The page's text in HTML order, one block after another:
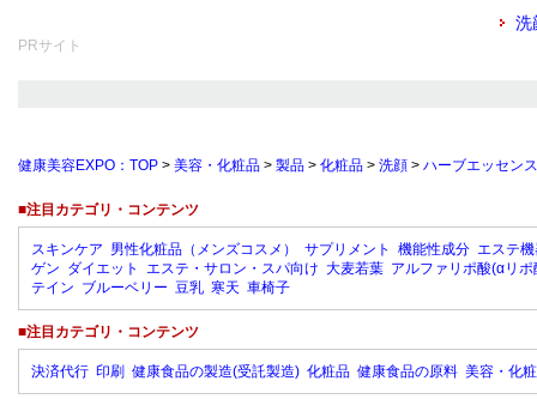
洗
PRサイト
健康美容EXPO：TOP > 美容・化粧品 > 製品 > 化粧品 > 洗顔 > ハーブエッセン
■注目カテゴリ・コンテンツ
スキンケア 男性化粧品（メンズコスメ） サプリメント 機能性成分 エステ
ゲン ダイエット エステ・サロン・スパ向け 大麦若葉 アルファリポ酸(αリポ
テイン ブルーベリー 豆乳 寒天 車椅子
■注目カテゴリ・コンテンツ
決済代行 印刷 健康食品の製造(受託製造) 化粧品 健康食品の原料 美容・化